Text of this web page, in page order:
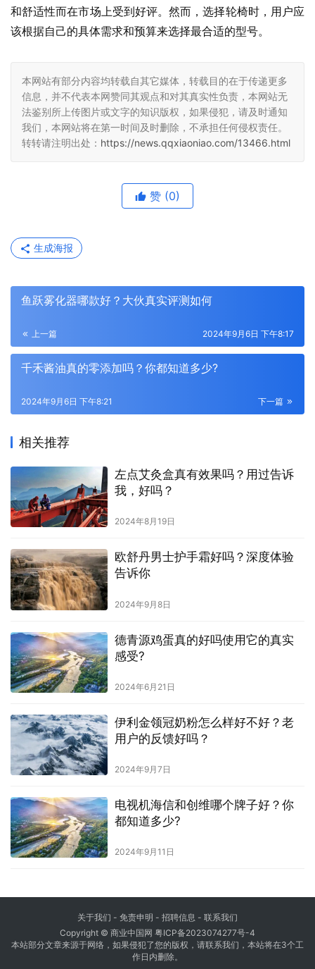
和舒适性而在市场上受到好评。然而，选择轮椅时，用户应
该根据自己的具体需求和预算来选择最合适的型号。
本网站有部分内容均转载自其它媒体，转载目的在于传递更多
信息，并不代表本网赞同其观点和对其真实性负责，本网站无
法鉴别所上传图片或文字的知识版权，如果侵犯，请及时通知
我们，本网站将在第一时间及时删除，不承担任何侵权责任。
转转请注明出处： https://news.qqxiaoniao.com/13466.html
赞 (0)
生成海报
鱼跃雾化器哪款好？大伙真实评测如何
上一篇 2024年9月6日 下午8:17
千禾酱油真的零添加吗？你都知道多少?
下一篇
2024年9月6日 下午8:21
相关推荐
左点艾灸盒真有效果吗？用过告诉
我，好吗？
2024年8月19日
欧舒丹男士护手霜好吗？深度体验
告诉你
2024年9月8日
德青源鸡蛋真的好吗使用它的真实
感受?
2024年6月21日
伊利金领冠奶粉怎么样好不好？老
用户的反馈好吗？
2024年9月7日
电视机海信和创维哪个牌子好？你
都知道多少?
2024年9月11日
关于我们 - 免责申明 - 招聘信息 - 联系我们
Copyright © 商业中国网 粤ICP备2023074277号-4
本站部分文章来源于网络，如果侵犯了您的版权，请联系我们，本站将在3个工
作日内删除。